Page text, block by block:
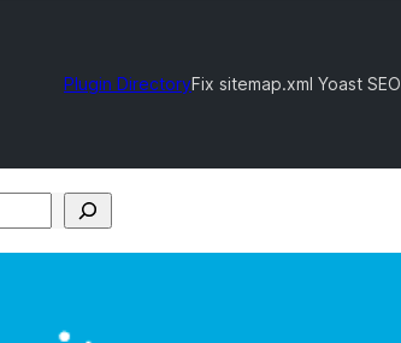
Plugin DirectoryFix sitemap.xml Yoast